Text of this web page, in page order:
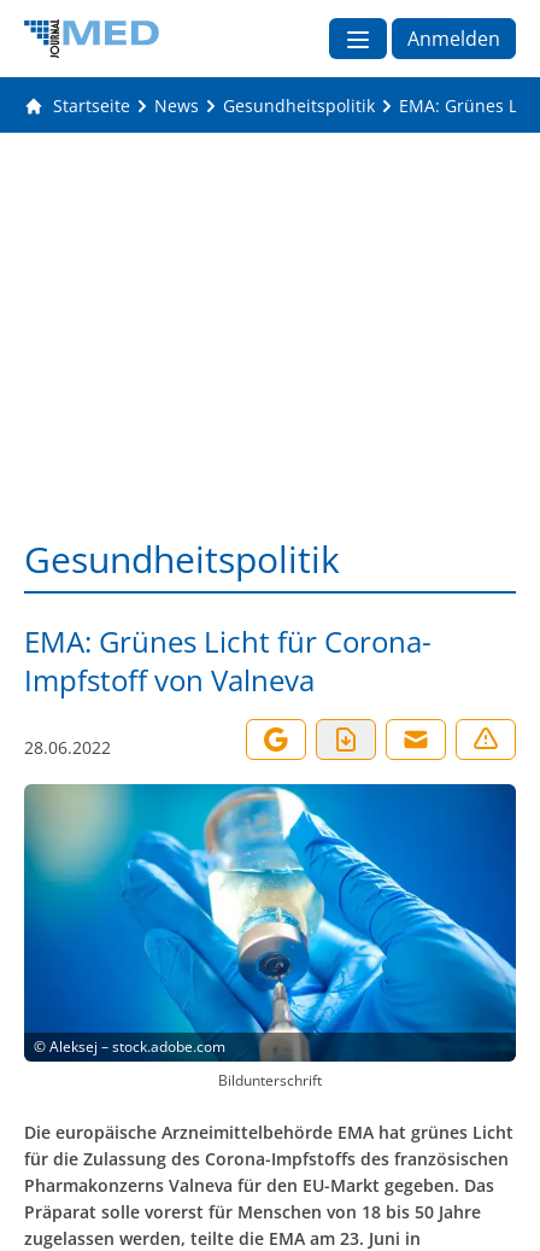
Anmelden
Startseite News Gesundheitspolitik EMA: Grünes
Gesundheitspolitik
EMA: Grünes Licht für Corona-
Impfstoff von Valneva
28.06.2022
©Aleksej – stock.adobe.com
Bildunterschrift
Die europäische Arzneimittelbehörde EMA hat grünes Licht
für die Zulassung des Corona-Impfstoffs des französischen
Pharmakonzerns Valneva für den EU-Markt gegeben. Das
Präparat solle vorerst für Menschen von 18 bis 50 Jahre
zugelassen werden, teilte die EMA am 23. Juni in